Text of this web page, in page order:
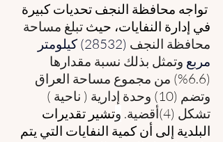
تواجه محافظة النجف تحديات كبيرة
في إدارة النفايات، حيث تبلغ مساحة
محافظة النجف
(28532) كيلومتر
مربع وتمثل بذلك نسبة مقدارها
(6.6%) من مجموع مساحة العراق
وتضم (10) وحدة إدارية ( ناحية )
تشكل (4)أقضية.
وتشير تقديرات
البلدية إلى أن كمية النفايات التي يتم